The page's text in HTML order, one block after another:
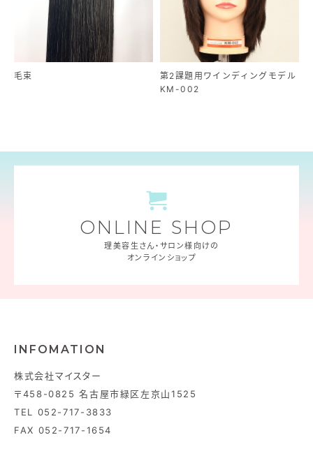
毛束
第2課題用ワインディングモデル
KM-002
ONLINE SHOP
理美容生さん・サロン様向けの
オンラインショップ
INFOMATION
株式会社マイスター
〒458-0825 名古屋市緑区左京山1525
TEL 052-717-3833
FAX 052-717-1654